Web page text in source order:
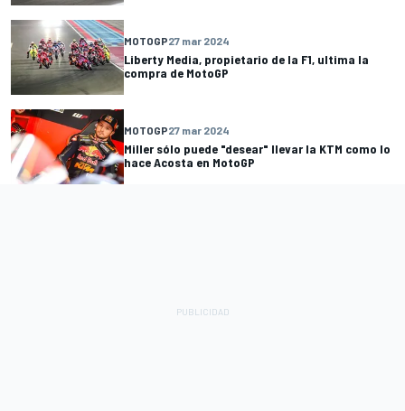
MOTOGP27 mar 2024
Liberty Media, propietario de la F1, ultima la
compra de MotoGP
MOTOGP27 mar 2024
Miller sólo puede "desear" llevar la KTM como lo
hace Acosta en MotoGP